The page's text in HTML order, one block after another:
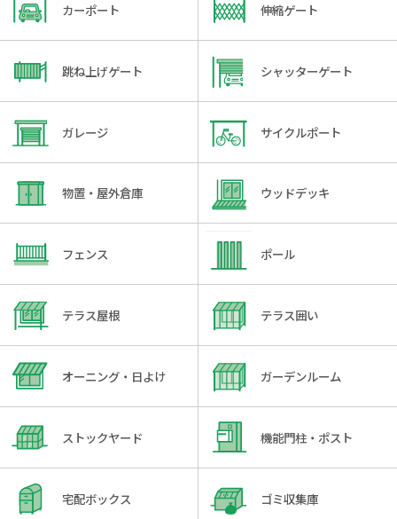
カーポート 伸縮ゲート
跳ね上げゲート シャッターゲート
ガレージ サイクルポート
物置・屋外倉庫 ウッドデッキ
フェンス ポール
テラス屋根 テラス囲い
オーニング・日よけ ガーデンルーム
ストックヤード 機能門柱・ポスト
宅配ボックス ゴミ収集庫